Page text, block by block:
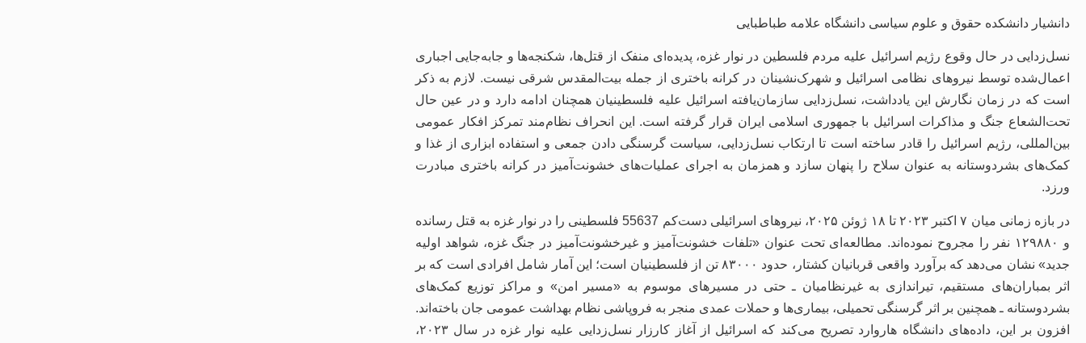
دانشیار دانشکده حقوق و علوم سیاسی دانشگاه علامه طباطبایی
نسل‌زدایی در حال وقوع رژیم اسرائیل علیه مردم فلسطین در نوار غزه، پدیده‌ای منفک از قتل‌ها، شکنجه‌ها و جابه‌جایی اجباری
اعمال‌شده توسط نیروهای نظامی اسرائیل و شهرک‌نشینان در کرانه باختری از جمله بیت‌المقدس شرقی نیست. لازم به ذکر
است که در زمان نگارش این یادداشت، نسل‌زدایی سازمان‌یافته اسرائیل علیه فلسطینیان همچنان ادامه دارد و در عین حال
تحت‌الشعاع جنگ و مذاکرات اسرائیل با جمهوری اسلامی ایران قرار گرفته است. این انحراف نظام‌مند تمرکز افکار عمومی
بین‌المللی، رژیم اسرائیل را قادر ساخته است تا ارتکاب نسل‌زدایی، سیاست گرسنگی دادن جمعی و استفاده ابزاری از غذا و
کمک‌های بشردوستانه به عنوان سلاح را پنهان سازد و همزمان به اجرای عملیات‌های خشونت‌آمیز در کرانه باختری مبادرت
ورزد.
در بازه زمانی میان ۷ اکتبر ۲۰۲۳ تا ۱۸ ژوئن ۲۰۲۵، نیروهای اسرائیلی دست‌کم 55637 فلسطینی را در نوار غزه به قتل رسانده
و ۱۲۹۸۸۰ نفر را مجروح نموده‌اند. مطالعه‌ای تحت عنوان «تلفات خشونت‌آمیز و غیرخشونت‌آمیز در جنگ غزه، شواهد اولیه
جدید» نشان می‌دهد که برآورد واقعی قربانیان کشتار، حدود ۸۳۰۰۰ تن از فلسطینیان است؛ این آمار شامل افرادی است که بر
اثر بمباران‌های مستقیم، تیراندازی به غیرنظامیان ـ حتی در مسیرهای موسوم به «مسیر امن» و مراکز توزیع کمک‌های
بشردوستانه ـ همچنین بر اثر گرسنگی تحمیلی، بیماری‌ها و حملات عمدی منجر به فروپاشی نظام بهداشت عمومی جان باخته‌اند.
افزون بر این، داده‌های دانشگاه هاروارد تصریح می‌کند که اسرائیل از آغاز کارزار نسل‌زدایی علیه نوار غزه در سال ۲۰۲۳،